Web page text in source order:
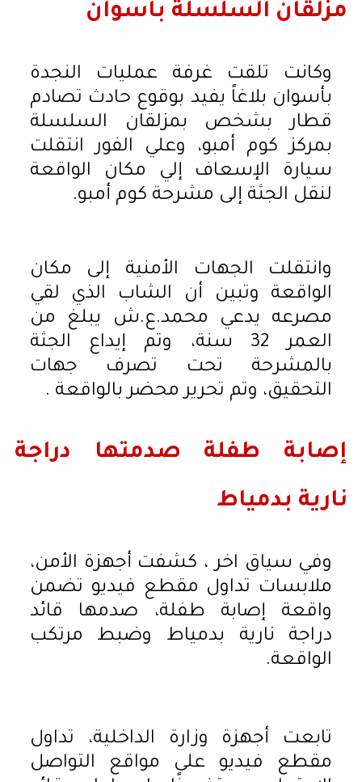
مزلقان السلسلة بأسوان
وكانت تلقت غرفة عمليات النجدة
بأسوان بلاغاً يفيد بوقوع حادث تصادم
قطار بشخص بمزلقان السلسلة
بمركز كوم أمبو، وعلي الفور انتقلت
سيارة الإسعاف إلي مكان الواقعة
لنقل الجثة إلى مشرحة كوم أمبو.
وانتقلت الجهات الأمنية إلى مكان
الواقعة وتبين أن الشاب الذي لقي
مصرعه يدعي محمد.ع.ش يبلغ من
العمر 32 سنة، وتم إيداع الجثة
بالمشرحة تحت تصرف جهات
التحقيق، وتم تحرير محضر بالواقعة .
إصابة طفلة صدمتها دراجة
نارية بدمياط
وفي سياق اخر ، كشفت أجهزة الأمن،
ملابسات تداول مقطع فيديو تضمن
واقعة إصابة طفلة، صدمها قائد
دراجة نارية بدمياط وضبط مرتكب
الواقعة.
تابعت أجهزة وزارة الداخلية، تداول
مقطع فيديو على مواقع التواصل